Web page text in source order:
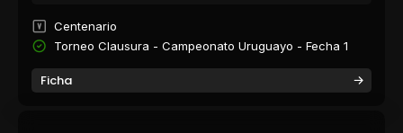
Centenario
Torneo Clausura - Campeonato Uruguayo - Fecha 1
Ficha